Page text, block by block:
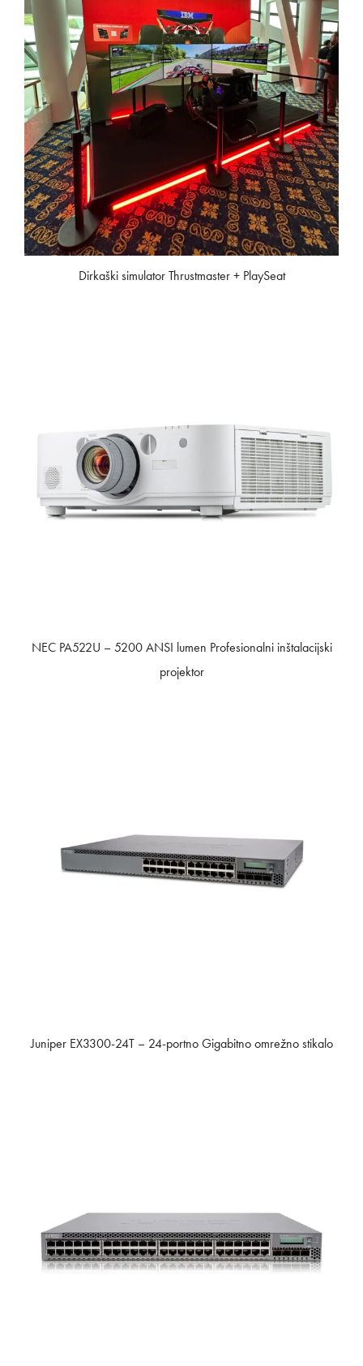
Dirkaški simulator Thrustmaster + PlaySeat
NEC PA522U – 5200 ANSI lumen Profesionalni inštalacijski
projektor
Juniper EX3300-24T – 24-portno Gigabitno omrežno stikalo